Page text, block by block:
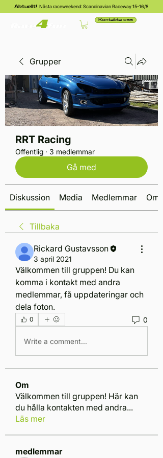
Aktuellt! Nästa raceweekend: Scandinavian Raceway 15-16/8
Kontakta oss
Grupper
RRT Racing
Offentlig · 3 medlemmar
Gå med
Diskussion Media Medlemmar Om
Tillbaka
Rickard Gustavsson
3 april 2021
Välkommen till gruppen! Du kan
komma i kontakt med andra
medlemmar, få uppdateringar och
dela foton.
0 0
Write a comment...
Om
Välkommen till gruppen! Här kan
du hålla kontakten med andra...
Läs mer
medlemmar